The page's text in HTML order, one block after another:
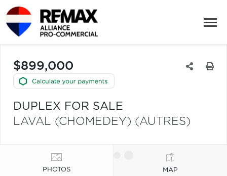
$899,000
DUPLEX FOR SALE
LAVAL (CHOMEDEY) (AUTRES)
PHOTOS MAP